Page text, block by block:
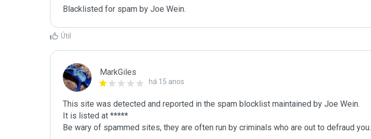
Blacklisted for spam by Joe Wein.
Útil
MarkGiles
há 15 anos
This site was detected and reported in the spam blocklist maintained by Joe Wein.
It is listed at *****
Be wary of spammed sites, they are often run by criminals who are out to defraud you.